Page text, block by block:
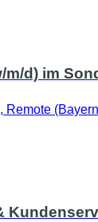
m/d) im
Remote